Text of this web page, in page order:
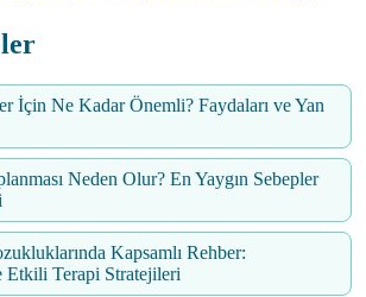
İçin Ne Kadar Önemli? Faydaları ve Yan
Neden Olur? En Yaygın Sebepler
Kapsamlı Rehber:
Etkili Terapi Stratejileri